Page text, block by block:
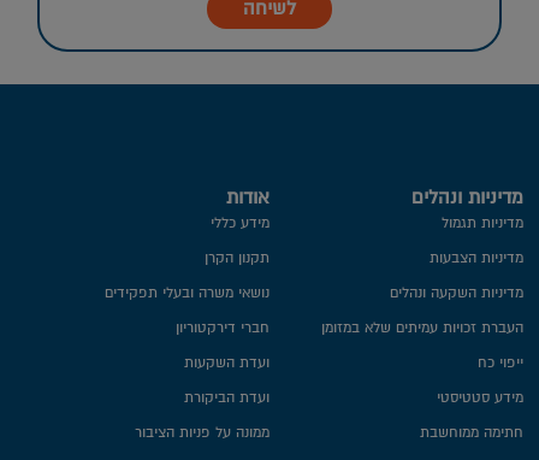
לשיחה
אודות
מידע כללי
תקנון הקרן
נושאי משרה ובעלי תפקידים
חברי דירקטוריון
ועדת השקעות
ועדת הביקורת
ממונה על פניות הציבור
מדיניות ונהלים
מדיניות תגמול
מדיניות הצבעות
מדיניות השקעה ונהלים
העברת זכויות עמיתים שלא במזומן
ייפוי כח
מידע סטטיסטי
חתימה ממוחשבת